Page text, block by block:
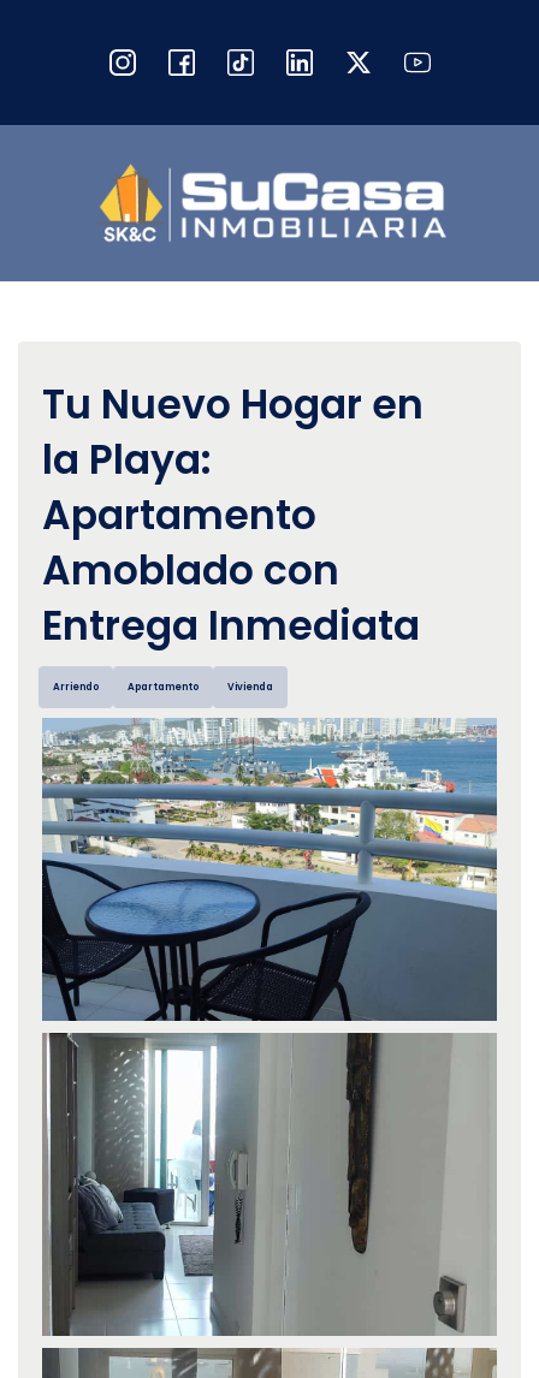
Tu Nuevo Hogar en
la Playa:
Apartamento
Amoblado con
Entrega Inmediata
Arriendo Apartamento Vivienda